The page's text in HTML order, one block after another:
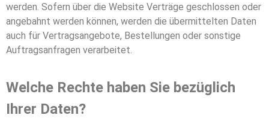
werden. Sofern über die Website Verträge geschlossen oder
angebahnt werden können, werden die übermittelten Daten
auch für Vertragsangebote, Bestellungen oder sonstige
Auftragsanfragen verarbeitet.
Welche Rechte haben Sie bezüglich
Ihrer Daten?